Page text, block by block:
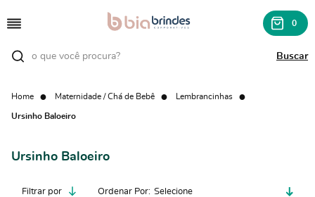
0
Ursinho Baloeiro
Home Maternidade / Chá de Bebê Lembrancinhas
Ursinho Baloeiro
Filtrar por Ordenar Por Selecione